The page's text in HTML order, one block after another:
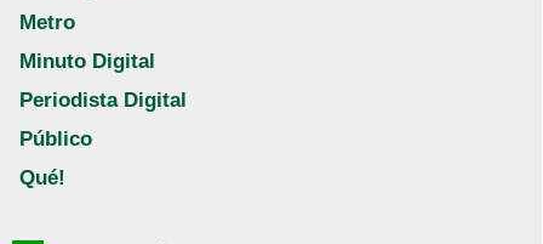
Metro
Minuto Digital
Periodista Digital
Público
Qué!